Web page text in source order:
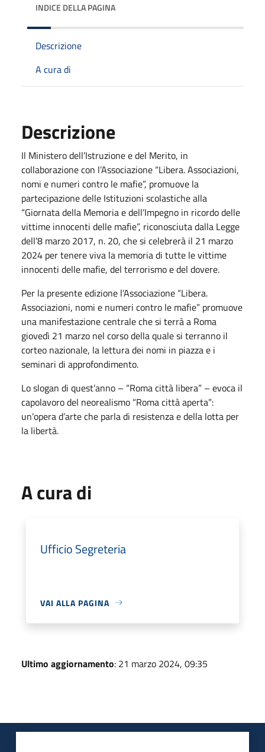
INDICE DELLA PAGINA
Descrizione
A cura di
Descrizione
Il Ministero dell’Istruzione e del Merito, in
collaborazione con l’Associazione “Libera. Associazioni,
nomi e numeri contro le mafie”, promuove la
partecipazione delle Istituzioni scolastiche alla
“Giornata della Memoria e dell’Impegno in ricordo delle
vittime innocenti delle mafie”, riconosciuta dalla Legge
dell’8 marzo 2017, n. 20, che si celebrerà il 21 marzo
2024 per tenere viva la memoria di tutte le vittime
innocenti delle mafie, del terrorismo e del dovere.
Per la presente edizione l’Associazione “Libera.
Associazioni, nomi e numeri contro le mafie” promuove
una manifestazione centrale che si terrà a Roma
giovedì 21 marzo nel corso della quale si terranno il
corteo nazionale, la lettura dei nomi in piazza e i
seminari di approfondimento.
Lo slogan di quest’anno – “Roma città libera” – evoca il
capolavoro del neorealismo “Roma città aperta”:
un’opera d’arte che parla di resistenza e della lotta per
la libertà.
A cura di
Ufficio Segreteria
VAI ALLA PAGINA
Ultimo aggiornamento: 21 marzo 2024, 09:35